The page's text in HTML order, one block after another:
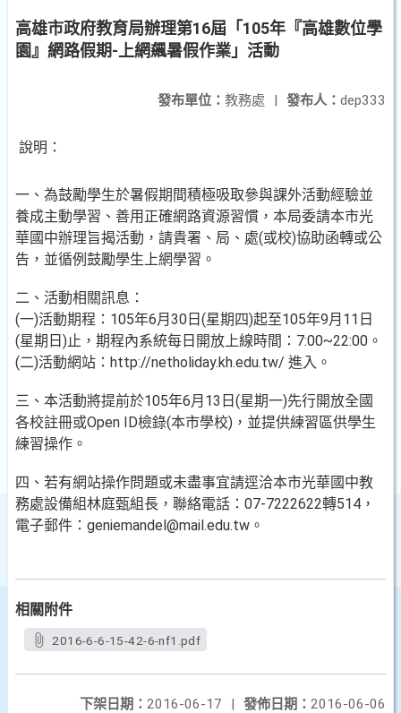
高雄市政府教育局辦理第16屆「105年『高雄數位學
園』網路假期-上網飆暑假作業」活動
發布人： dep333
發布單位： 教務處 |
說明：
一、為鼓勵學生於暑假期間積極吸取參與課外活動經驗並
養成主動學習、善用正確網路資源習慣，本局委請本市光
華國中辦理旨揭活動，請貴署、局、處(或校)協助函轉或公
告，並循例鼓勵學生上網學習。
二、活動相關訊息：
(一)活動期程：105年6月30日(星期四)起至105年9月11日
(星期日)止，期程內系統每日開放上線時間：7:00~22:00。
(二)活動網站：http://netholiday.kh.edu.tw/ 進入。
三、本活動將提前於105年6月13日(星期一)先行開放全國
各校註冊或Open ID檢錄(本市學校)，並提供練習區供學生
練習操作。
四、若有網站操作問題或未盡事宜請逕洽本市光華國中教
務處設備組林庭甄組長，聯絡電話：07-7222622轉514，
電子郵件：geniemandel@mail.edu.tw。
相關附件
2016-6-6-15-42-6-nf1.pdf
發佈日期： 2016-06-06
下架日期： 2016-06-17
|